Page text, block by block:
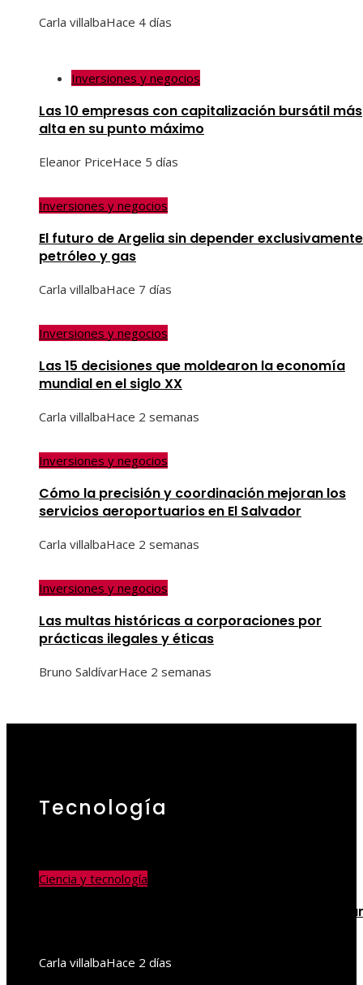
Carla villalbaHace 4 días
Inversiones y negocios
Las 10 empresas con capitalización bursátil más
alta en su punto máximo
Eleanor PriceHace 5 días
Inversiones y negocios
El futuro de Argelia sin depender
petróleo y gas
Carla villalbaHace 7 días
Inversiones y negocios
Las 15 decisiones que moldearon la economía
mundial en el siglo XX
Carla villalbaHace 2 semanas
Inversiones y negocios
Cómo la precisión y coordinación mejoran los
servicios aeroportuarios en El Salvador
Carla villalbaHace 2 semanas
Inversiones y negocios
Las multas históricas a corporaciones por
prácticas ilegales y éticas
Bruno SaldívarHace 2 semanas
Tecnología
Ciencia y tecnología
Los telescopios más grandes y potentes que
Carla villalbaHace 2 días